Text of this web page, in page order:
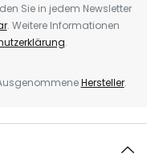
Sie in jedem Newsletter
. Weitere Informationen
.
Hersteller.